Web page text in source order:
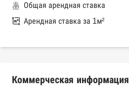
Общая арендная ставка
Арендная ставка за 1м²
Коммерческая информация